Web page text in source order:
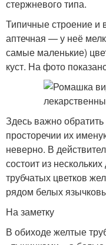
стержневого типа.
Типичные строение
аптечная — у неё
самые маленькие)
куст. На фото
Здесь важно
просторечии их
неверно. В
состоит из
трубчатых цветков
рядом белых
На заметку
В обиходе желтые